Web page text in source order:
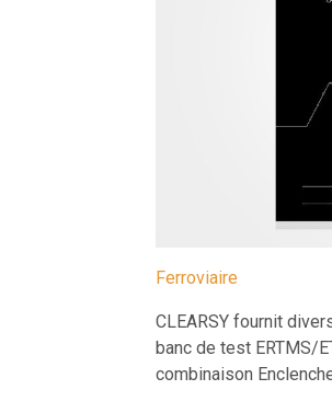
Ferroviaire
CLEARSY fournit
banc de test ERTMS/
combinaison